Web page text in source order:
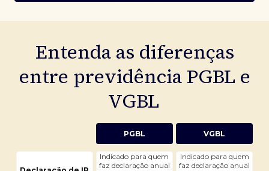
Entenda as diferenças
entre previdência PGBL e
VGBL
PGBL VGBL
Indicado para quem
faz declaração anual
Indicado para quem
faz declaração anual